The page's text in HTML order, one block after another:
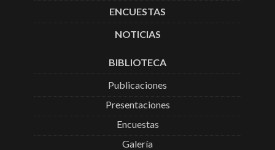
ENCUESTAS
NOTICIAS
BIBLIOTECA
Publicaciones
Presentaciones
Encuestas
Galería